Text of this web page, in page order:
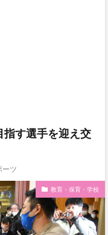
指す選手を迎え交
ーツ
教育・保育・学校